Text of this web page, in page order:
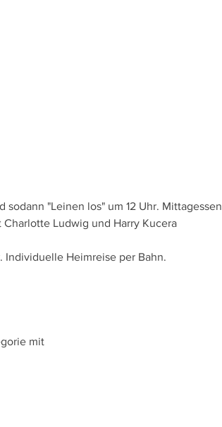
"Leinen los" um 12 Uhr. Mittagessen
Ludwig und Harry Kucera
Heimreise per Bahn.
mit